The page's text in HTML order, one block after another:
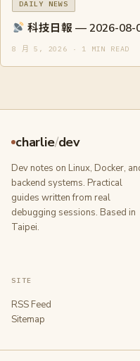
DAILY NEWS
科技日報 — 2026-08-
8 月 5, 2026 · 1 MIN READ
charlie/dev
Dev notes on Linux, Docker,
backend systems. Practical
guides written from real
debugging sessions. Based in
Taipei.
SITE
RSS Feed
Sitemap